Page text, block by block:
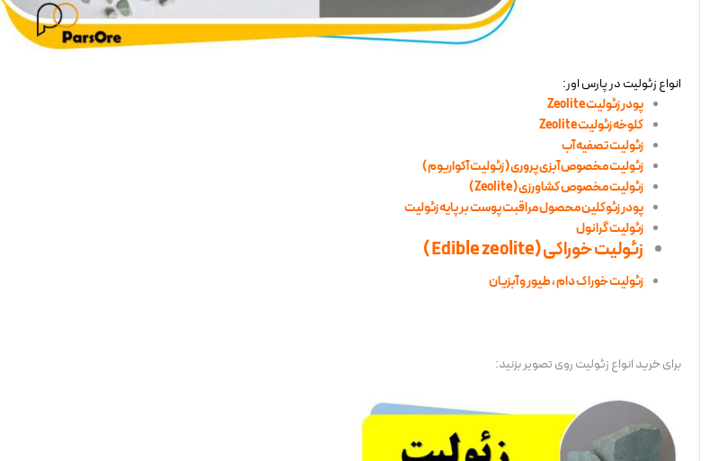
انواع زئولیت در پارس اور:
پودر زئولیت Zeolite
کلوخه زئولیت Zeolite
زئولیت تصفیه آب
زئولیت مخصوص آبزی پروری ( زئولیت آکواریوم )
زئولیت مخصوص کشاورزی ( Zeolite )
پودر زئوکلین محصول مراقبت پوست بر پایه زئولیت
زئولیت گرانول
زئولیت خوراکی (Edible zeolite )
زئولیت خوراک دام ، طیور و آبزیان
برای خرید انواع زئولیت روی تصویر بزنید: